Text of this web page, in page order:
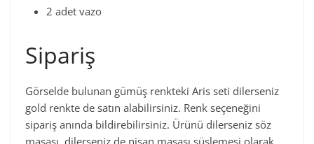
2 adet vazo
Sipariş
Görselde bulunan gümüş renkteki Aris seti dilerseniz
gold renkte de satın alabilirsiniz. Renk seçeneğini
sipariş anında bildirebilirsiniz. Ürünü dilerseniz söz
masası, dilerseniz de nişan masası süslemesi olarak